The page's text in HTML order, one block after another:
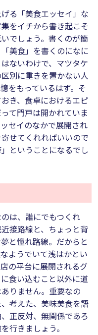
る「美食エッセイ」な
をイチから書き起こそ
でしょう。書くのが簡
美食」を書くのになに
ないわけで、マツタケ
別に重きを置かない人
をもっているはず。そ
き、食卓におけるエピ
て門戸は開かれていま
セイのなかで展開され
せてくれればいいので
ということになるでし
は、誰にでもつくれ
接路線と、ちょっと背
と憧れ路線。だからと
ようでいて浅はかとい
の平台に展開されるグ
食い込むこと以外に道
りません。重要なの
考えた、美味美食を語
正反対、無関係であろ
行きましょう。